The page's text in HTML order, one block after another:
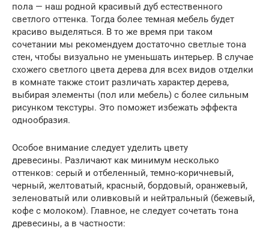
пола — наш родной красивый дуб естественного
светлого оттенка. Тогда более темная мебель будет
красиво выделяться. В то же время при таком
сочетании мы рекомендуем достаточно светлые тона
стен, чтобы визуально не уменьшать интерьер. В случае
схожего светлого цвета дерева для всех видов отделки
в комнате также стоит различать характер дерева,
выбирая элементы (пол или мебель) с более сильным
рисунком текстуры. Это поможет избежать эффекта
однообразия.
Особое внимание следует уделить цвету
древесины. Различают как минимум несколько
оттенков: серый и отбеленный, темно-коричневый,
черный, желтоватый, красный, бордовый, оранжевый,
зеленоватый или оливковый и нейтральный (бежевый,
кофе с молоком). Главное, не следует сочетать тона
древесины, а в частности: